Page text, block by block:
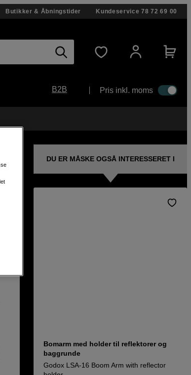
Butikker & Åbningstider Kundeservice 78 72 69 00
B2B Pris inkl. moms
DU ER MÅSKE OGSÅ INTERESSERET I
Bomarm med holder til reflektorer og
baggrunde
Godox LSA-16 Boom Arm with reflector